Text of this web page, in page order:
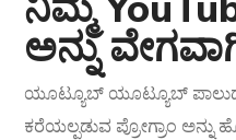
ಅನ್ನು
ಯೂಟ್ಯೂಬ್ ಯೂಟ್ಯೂಬ್
ಕರೆಯಲ್ಪಡುವ ಪ್ರೋಗ್ರಾಂ